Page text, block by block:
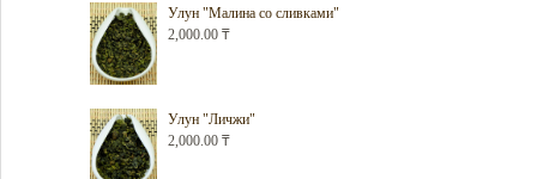
Улун "Малина со сливками"
2,000.00 ₸
Улун "Личжи"
2,000.00 ₸